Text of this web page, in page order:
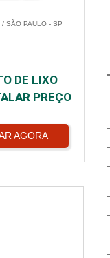
/ SÃO PAULO - SP
DE LIXO
PREÇO
AGORA